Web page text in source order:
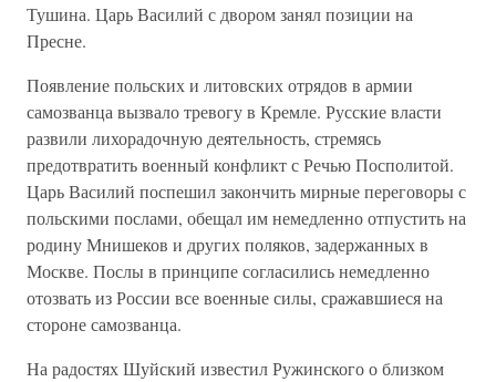
Тушина. Царь Василий с двором занял позиции на
Пресне.
Появление польских и литовских отрядов в армии
самозванца вызвало тревогу в Кремле. Русские власти
развили лихорадочную деятельность, стремясь
предотвратить военный конфликт с Речью Посполитой.
Царь Василий поспешил закончить мирные переговоры с
польскими послами, обещал им немедленно отпустить на
родину Мнишеков и других поляков, задержанных в
Москве. Послы в принципе согласились немедленно
отозвать из России все военные силы, сражавшиеся на
стороне самозванца.
На радостях Шуйский известил Ружинского о близком